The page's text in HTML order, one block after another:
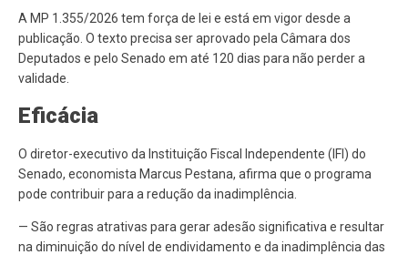
A MP 1.355/2026 tem força de lei e está em vigor desde a
publicação. O texto precisa ser aprovado pela Câmara dos
Deputados e pelo Senado em até 120 dias para não perder a
validade.
Eficácia
O diretor-executivo da Instituição Fiscal Independente (IFI) do
Senado, economista Marcus Pestana, afirma que o programa
pode contribuir para a redução da inadimplência.
— São regras atrativas para gerar adesão significativa e resultar
na diminuição do nível de endividamento e da inadimplência das